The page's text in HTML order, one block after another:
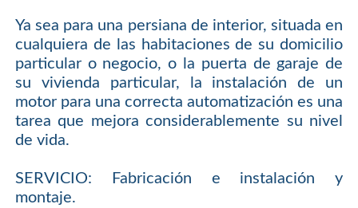
Ya sea para una persiana de interior, situada en
cualquiera de las habitaciones de su domicilio
particular o negocio, o la puerta de garaje de
su vivienda particular, la instalación de un
motor para una correcta automatización es una
tarea que mejora considerablemente su nivel
de vida.
SERVICIO: Fabricación e instalación y
montaje.